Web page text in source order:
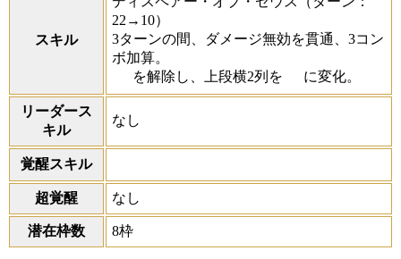
スキル
22→10）
3ターンの間、ダメージ無効を貫通、3コン
ボ加算。
を解除し、上段横2列を
に変化。
リーダース
キル
なし
覚醒スキル
超覚醒 なし
潜在枠数 8枠